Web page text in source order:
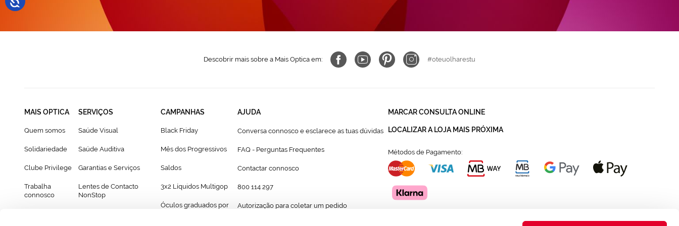
Descobrir mais sobre a Mais Optica em: #oteuolharestu
MAIS OPTICA
Quem somos
Solidariedade
Clube Privilege
Trabalha
connosco
SERVIÇOS
Saúde Visual
Saúde Auditiva
Garantias e Serviços
Lentes de Contacto
NonStop
CAMPANHAS
Black Friday
Mês dos Progressivos
Saldos
3x2 Líquidos Multigop
Óculos graduados por
AJUDA
Conversa connosco e esclarece as tuas dúvidas
FAQ - Perguntas Frequentes
Contactar connosco
800 114 297
Autorização para coletar um pedido
MARCAR CONSULTA ONLINE
LOCALIZAR A LOJA MAIS PRÓXIMA
Métodos de Pagamento: